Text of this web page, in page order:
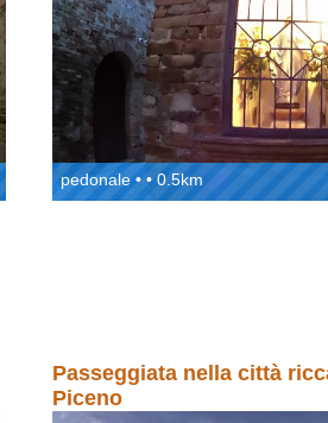
pedonale • • 0.5km
Passeggiata nella città
Piceno